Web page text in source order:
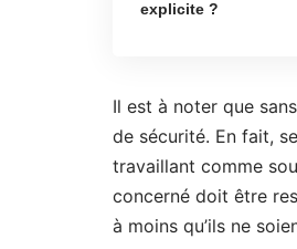
explicite ?
Il est à noter que
de sécurité. En fait,
travaillant comme
concerné doit être
à moins qu’ils ne